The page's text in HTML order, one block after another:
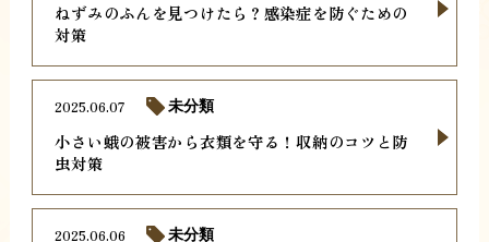
ねずみのふんを見つけたら？感染症を防ぐための
対策
小さい蛾の被害から衣類を守る！収納のコツと防
虫対策
2025.06.07 未分類
2025.06.06 未分類